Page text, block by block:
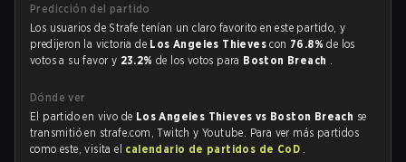
Predicción del partido
Los usuarios de Strafe tenían un claro favorito en este partido, y
predijeron la victoria de Los Angeles Thievescon 76.8%de los
votos a su favor y 23.2%de los votos para Boston Breach .
Dónde ver
El partido en vivo de Los Angeles Thieves vs Boston Breach se
transmitió en strafe.com, Twitch y Youtube. Para ver más partidos
como este, visita el calendario de partidos de CoD .